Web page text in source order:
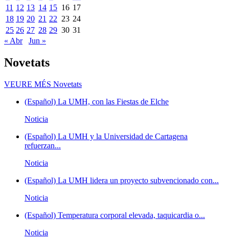
11 12 13 14 15 16 17
18 19 20 21 22 23 24
25 26 27 28 29 30 31
« Abr
Jun »
Novetats
VEURE MÉS Novetats
(Español) La UMH, con las Fiestas de Elche
Noticia
(Español) La UMH y la Universidad de Cartagena
refuerzan...
Noticia
(Español) La UMH lidera un proyecto subvencionado con...
Noticia
(Español) Temperatura corporal elevada, taquicardia o...
Noticia